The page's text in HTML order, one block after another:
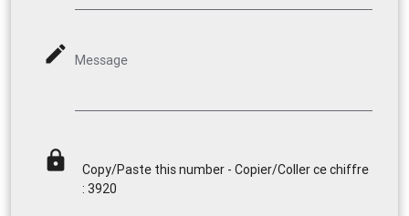
mode_edit Message
lock
Copy/Paste this number - Copier/Coller ce chiffre
: 3920